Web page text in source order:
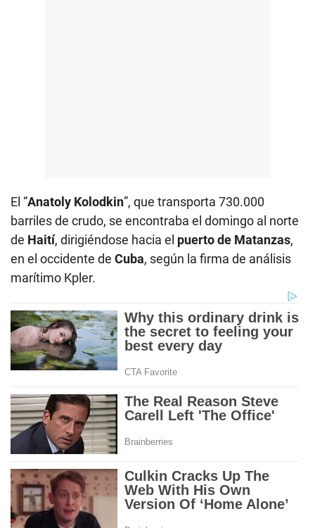
El “Anatoly Kolodkin”, que transporta 730.000
barriles de crudo, se encontraba el domingo al norte
de Haití, dirigiéndose hacia el puerto de Matanzas,
en el occidente de Cuba, según la firma de análisis
marítimo Kpler.